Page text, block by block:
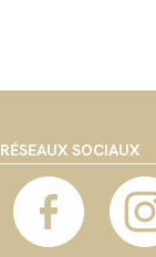
RÉSEAUX SOCIAUX